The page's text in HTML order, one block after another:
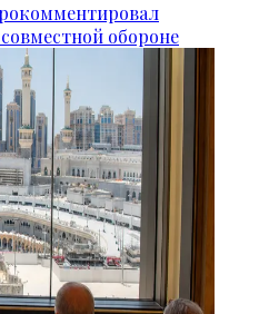
обороне